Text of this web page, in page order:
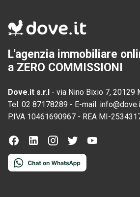
L'agenzia immobiliare
a ZERO COMMISSIONI
Dove.it s.r.l - via Nino Bixio 7, 20129
Tel: 02 87178289 - E-mail:
P.IVA 10461690967 - REA MI-